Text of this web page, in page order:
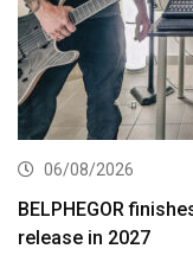
06/08/2026
BELPHEGOR
release in 2027